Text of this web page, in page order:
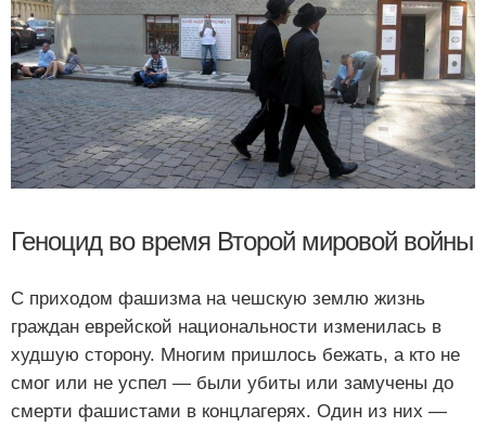
Геноцид во время Второй мировой войны
С приходом фашизма на чешскую землю жизнь
граждан еврейской национальности изменилась в
худшую сторону. Многим пришлось бежать, а кто не
смог или не успел — были убиты или замучены до
смерти фашистами в концлагерях. Один из них —